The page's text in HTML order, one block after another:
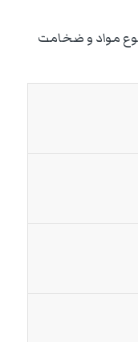
مواد و ضخامت